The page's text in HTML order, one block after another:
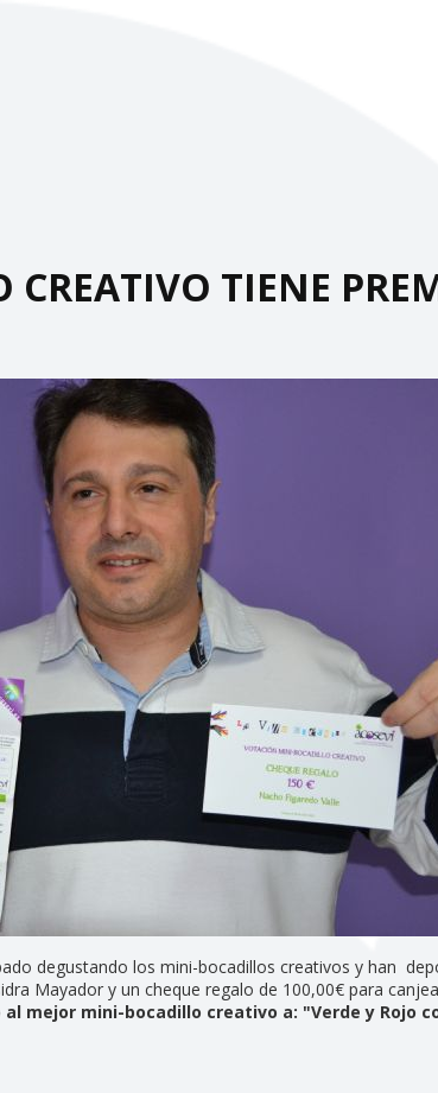
TIENE
degustando los mini-bocadillos creativos y han
Mayador y un cheque regalo de 100,00€ para
mejor mini-bocadillo creativo a: "Verde y Rojo